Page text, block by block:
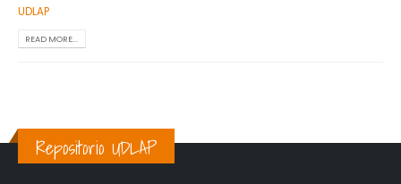
UDLAP
READ MORE...
Repositorio UDLAP